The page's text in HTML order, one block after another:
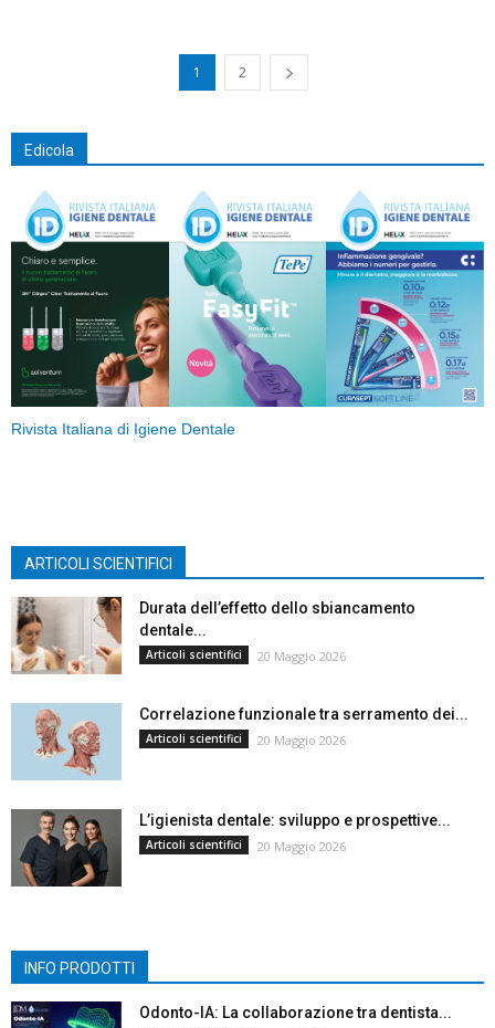
1 2
Edicola
Rivista Italiana di Igiene Dentale
ARTICOLI SCIENTIFICI
Durata dell’effetto dello sbiancamento
dentale...
Articoli scientifici 20 Maggio 2026
Correlazione funzionale tra serramento dei...
Articoli scientifici 20 Maggio 2026
L’igienista dentale: sviluppo e prospettive...
Articoli scientifici 20 Maggio 2026
INFO PRODOTTI
Odonto-IA: La collaborazione tra dentista...